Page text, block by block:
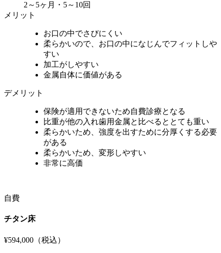
2～5ヶ月・5～10回
メリット
お口の中でさびにくい
柔らかいので、お口の中になじんでフィットしや
すい
加工がしやすい
金属自体に価値がある
デメリット
保険が適用できないため自費診療となる
比重が他の入れ歯用金属と比べるととても重い
柔らかいため、強度を出すために分厚くする必要
がある
柔らかいため、変形しやすい
非常に高価
自費
チタン床
¥594,000 （税込）